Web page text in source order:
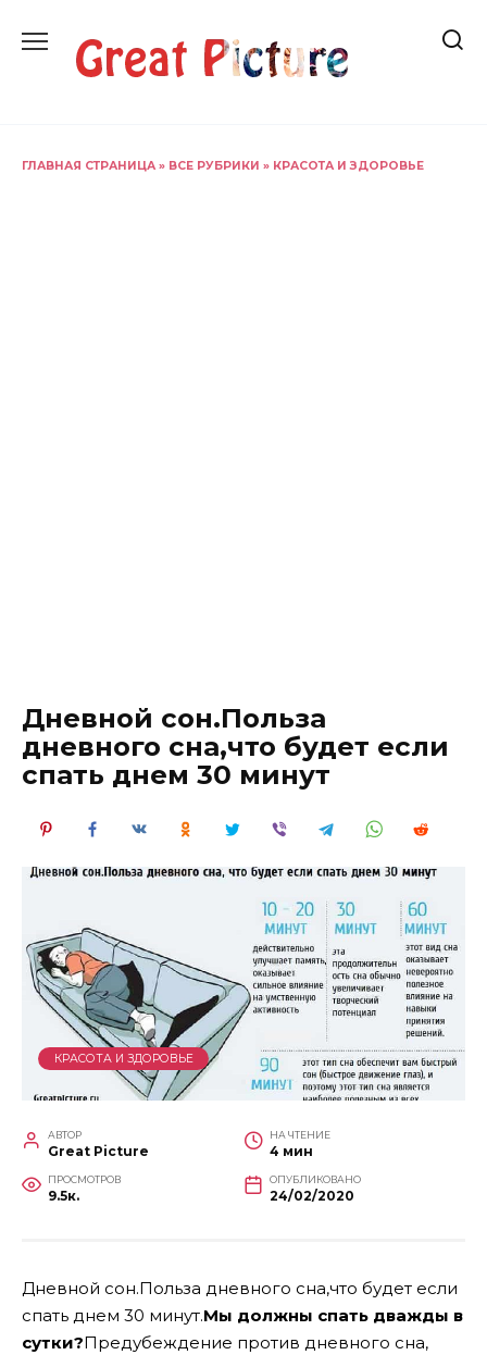
содержанию
ГЛАВНАЯ СТРАНИЦА » ВСЕ РУБРИКИ » КРАСОТА И ЗДОРОВЬЕ
Дневной сон.Польза
дневного сна,что будет если
спать днем 30 минут
КРАСОТА И ЗДОРОВЬЕ
АВТОР
Great Picture
НА ЧТЕНИЕ
4 мин
ПРОСМОТРОВ
9.5к.
ОПУБЛИКОВАНО
24/02/2020
Дневной сон.Польза дневного сна,что будет если
спать днем 30 минут.Мы должны спать дважды в
сутки?Предубеждение против дневного сна,